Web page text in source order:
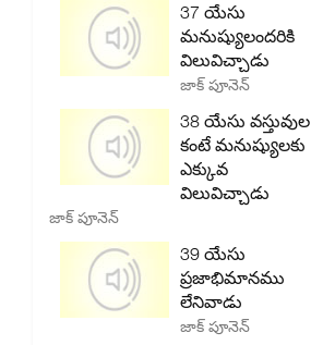
37 యేసు
మనుష్యులందరికి
విలువిచ్చాడు
జాక్ పూనెన్
38 యేసు వస్తువుల
కంటే మనుష్యులకు
ఎక్కువ
విలువిచ్చాడు
జాక్ పూనెన్
39 యేసు
ప్రజాభిమానము
లేనివాడు
జాక్ పూనెన్